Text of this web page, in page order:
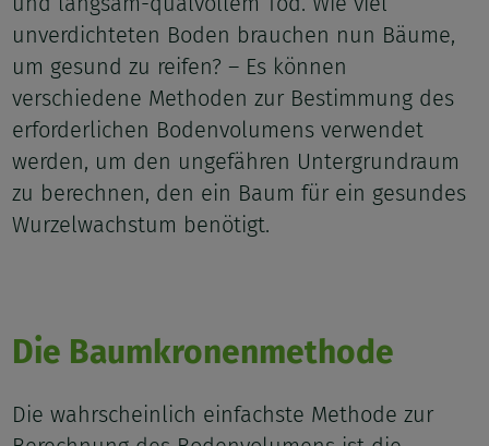
unverdichteten Boden brauchen nun Bäume,
um gesund zu reifen? – Es können
verschiedene Methoden zur Bestimmung des
erforderlichen Bodenvolumens verwendet
werden, um den ungefähren Untergrundraum
zu berechnen, den ein Baum für ein gesundes
Wurzelwachstum benötigt.
Die Baumkronenmethode
Die wahrscheinlich einfachste Methode zur